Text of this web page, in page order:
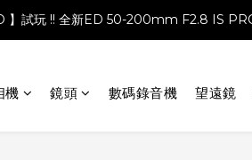
試玩 !! 全新ED 50-200mm F2.8 IS
機 鏡頭 數碼錄音機 望遠鏡